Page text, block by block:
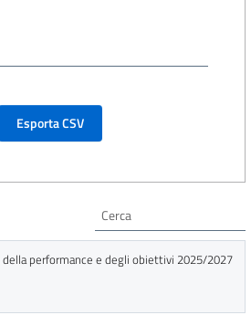
della performance e degli obiettivi 2025/2027